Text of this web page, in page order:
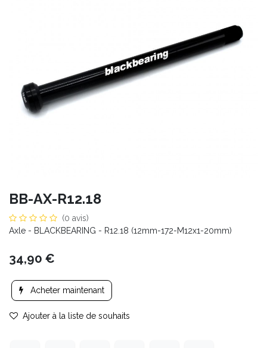
BB-AX-R12.18
(0 avis)
Axle - BLACKBEARING - R12.18 (12mm-172-M12x1-20mm)
34,90 €
Acheter maintenant
Ajouter à la liste de souhaits